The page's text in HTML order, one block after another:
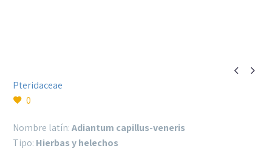
 
Pteridaceae
0
Nombre latín:Adiantum capillus-veneris
Tipo: Hierbas y helechos